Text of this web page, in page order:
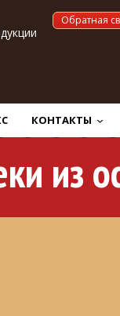
Обратная
КОНТАКТЫ
из